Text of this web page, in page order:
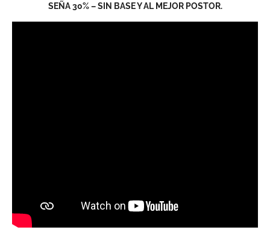
SEÑA 30% – SIN BASE Y AL MEJOR POSTOR.